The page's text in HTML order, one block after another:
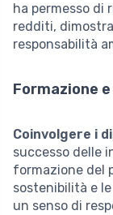
ha permesso di
redditi,
responsabilità
Formazione
Coinvolgere i
successo delle
formazione del
sostenibilità e
un senso di